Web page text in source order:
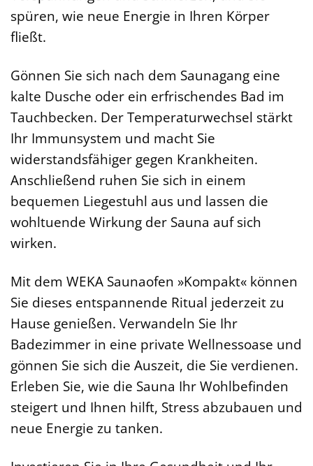
spüren, wie neue Energie in Ihren Körper
fließt.
Gönnen Sie sich nach dem Saunagang eine
kalte Dusche oder ein erfrischendes Bad im
Tauchbecken. Der Temperaturwechsel stärkt
Ihr Immunsystem und macht Sie
widerstandsfähiger gegen Krankheiten.
Anschließend ruhen Sie sich in einem
bequemen Liegestuhl aus und lassen die
wohltuende Wirkung der Sauna auf sich
wirken.
Mit dem WEKA Saunaofen »Kompakt« können
Sie dieses entspannende Ritual jederzeit zu
Hause genießen. Verwandeln Sie Ihr
Badezimmer in eine private Wellnessoase und
gönnen Sie sich die Auszeit, die Sie verdienen.
Erleben Sie, wie die Sauna Ihr Wohlbefinden
steigert und Ihnen hilft, Stress abzubauen und
neue Energie zu tanken.